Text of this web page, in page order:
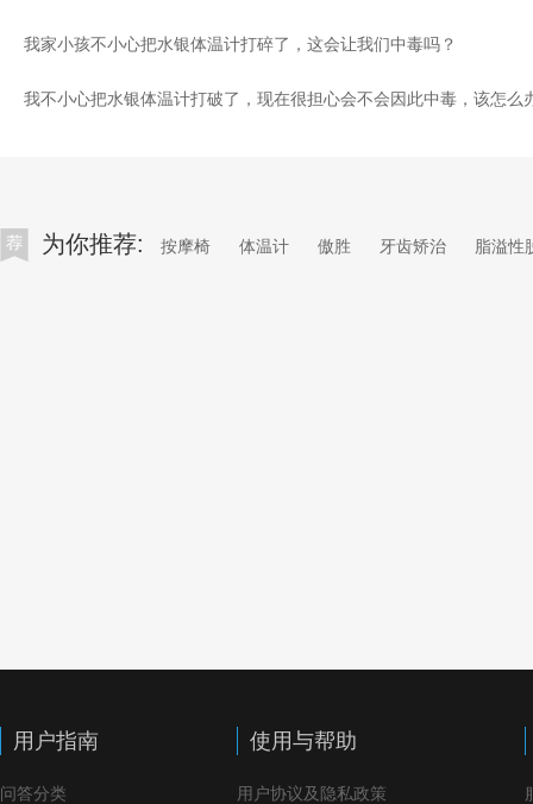
我家小孩不小心把水银体温计打碎了，这会让我们中毒吗？
我不小心把水银体温计打破了，现在很担心会不会因此中毒，该怎么
为你推荐: 按摩椅 体温计 傲胜 牙齿矫治 脂溢性
用户指南
问答分类
使用与帮助
用户协议及隐私政策